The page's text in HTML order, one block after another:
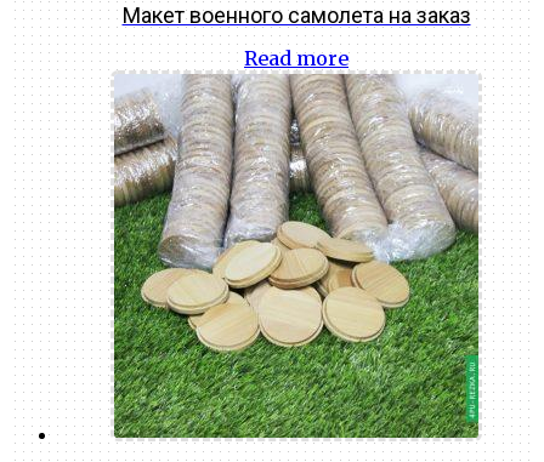
Макет военного самолета на заказ
Read more